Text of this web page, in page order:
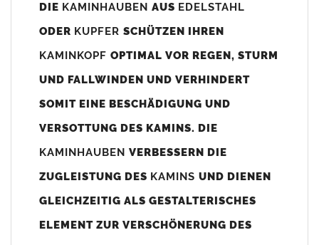
800mm x 740-800mm angefertigt (siehe Bild/Zeichnung unten).
angefertigt werden (bitte anfragen).
(siehe Bild/Zeichnung unten) angefertigt. Sollten die Bohrungen
nicht passen dann bitte "ohne"Bohrungen (Auswahlfeld)
bis 500mm Kaminbreite: Abstand vom Kaminrand ca.
80mm
DIE KAMINHAUBEN AUS EDELSTAHL
ODER KUPFER SCHÜTZEN IHREN
KAMINKOPF OPTIMAL VOR REGEN, STURM
UND FALLWINDEN UND VERHINDERT
SOMIT EINE BESCHÄDIGUNG UND
VERSOTTUNG DES KAMINS. DIE
KAMINHAUBEN VERBESSERN DIE
ZUGLEISTUNG DES KAMINS UND DIENEN
GLEICHZEITIG ALS GESTALTERISCHES
ELEMENT ZUR VERSCHÖNERUNG DES